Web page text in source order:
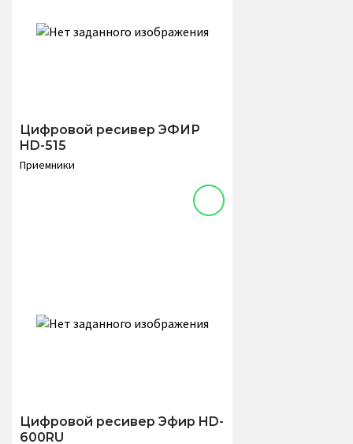
Цифровой ресивер ЭФИР
HD-515
Приемники
Цифровой ресивер Эфир HD-
600RU